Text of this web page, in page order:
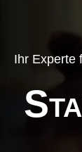
Ihr Experte